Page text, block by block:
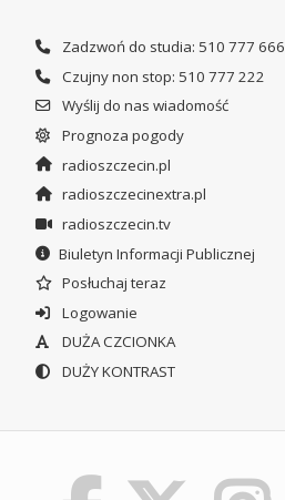
Zadzwoń do studia: 510 777 666
Czujny non stop: 510 777 222
Wyślij do nas wiadomość
Prognoza pogody
radioszczecin.pl
radioszczecinextra.pl
radioszczecin.tv
Biuletyn Informacji Publicznej
Posłuchaj teraz
Logowanie
DUŻA CZCIONKA
DUŻY KONTRAST